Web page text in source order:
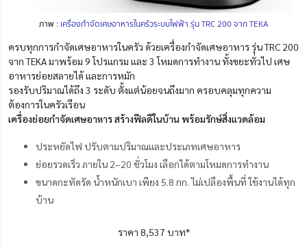
ภาพ : เครื่องกำจัดเศษอาหารในครัวระบบไฟฟ้า รุ่น TRC 200 จาก TEKA
ครบทุกการกำจัดเศษอาหารในครัว ด้วยเครื่องกำจัดเศษอาหาร รุ่น TRC 200
จาก TEKA มาพร้อม 9 โปรแกรม และ 3 โหมดการทำงาน ทั้งขยะทั่วไป เศษ
อาหารย่อยสลายได้ และการหมัก
รองรับปริมาณได้ถึง 3 ระดับ ตั้งแต่น้อยจนถึงมาก ครอบคลุมทุกความ
ต้องการในครัวเรือน
เครื่องย่อยกำจัดเศษอาหาร สร้างฟีลดีในบ้าน พร้อมรักษ์สิ่งแวดล้อม
ประหยัดไฟ ปรับตามปริมาณและประเภทเศษอาหาร
ย่อยรวดเร็ว ภายใน 2–20 ชั่วโมง เลือกได้ตามโหมดการทำงาน
ขนาดกะทัดรัด น้ำหนักเบา เพียง 5.8 กก. ไม่เปลืองพื้นที่ ใช้งานได้ทุก
บ้าน
ราคา 8,537 บาท*